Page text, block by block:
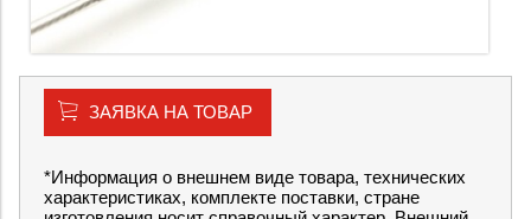
ЗАЯВКА НА ТОВАР
*Информация о внешнем виде товара, технических
характеристиках, комплекте поставки, стране